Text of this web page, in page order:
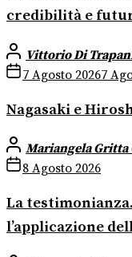
credibilità e
Vittorio Di
7 Agosto 20267
Nagasaki e
Mariangela Gritta
8 Agosto 2026
La
l’applicazione